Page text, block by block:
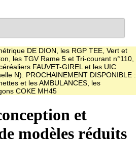
DE DION, les RGP TEE, Vert et
les TGV Rame 5 et Tri-courant n°110,
FAUVET-GIREL et les UIC
N). PROCHAINEMENT DISPONIBLE :
et les AMBULANCES, les
COKE MH45
et
modèles réduits